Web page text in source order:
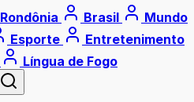
Rondônia Brasil
Mundo
Esporte
Entretenimento
Língua de Fogo